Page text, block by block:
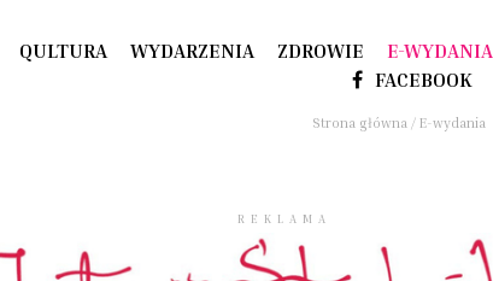
QULTURA WYDARZENIA ZDROWIE E-WYDANIA
FACEBOOK
Strona główna / E-wydania
REKLAMA